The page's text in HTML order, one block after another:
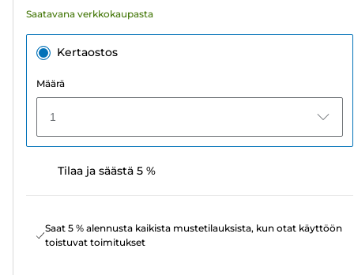
Saatavana verkkokaupasta
Kertaostos
Määrä
1
Tilaa ja säästä 5 %
Saat 5 % alennusta kaikista mustetilauksista, kun otat käyttöön
toistuvat toimitukset